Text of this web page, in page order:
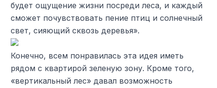
будет ощущение жизни посреди леса, и каждый
сможет почувствовать пение птиц и солнечный
свет, сияющий сквозь деревья».
Конечно, всем понравилась эта идея иметь
рядом с квартирой зеленую зону. Кроме того,
«вертикальный лес» давал возможность